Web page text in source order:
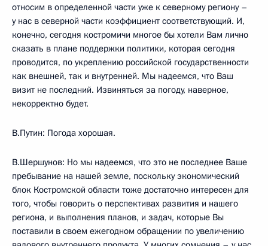
относим в определенной части уже к северному региону –
у нас в северной части коэффициент соответствующий. И,
конечно, сегодня костромичи многое бы хотели Вам лично
сказать в плане поддержки политики, которая сегодня
проводится, по укреплению российской государственности
как внешней, так и внутренней. Мы надеемся, что Ваш
визит не последний. Извиняться за погоду, наверное,
некорректно будет.
В.Путин: Погода хорошая.
В.Шершунов: Но мы надеемся, что это не последнее Ваше
пребывание на нашей земле, поскольку экономический
блок Костромской области тоже достаточно интересен для
того, чтобы говорить о перспективах развития и нашего
региона, и выполнения планов, и задач, которые Вы
поставили в своем ежегодном обращении по увеличению